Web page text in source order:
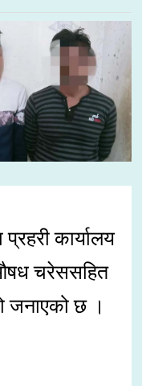
कार्यालय
चरेससहित
जनाएको छ ।